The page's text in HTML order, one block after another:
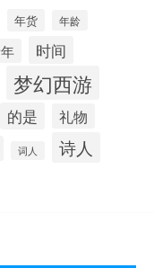
年货 年龄
时间
梦幻西游
的是 礼物
词人 诗人